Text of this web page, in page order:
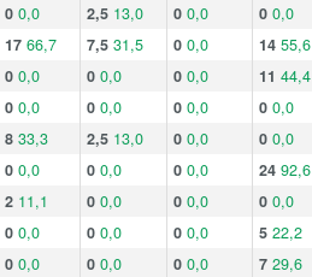
0 0,0 2,5 13,0 0 0,0 0 0,0
17 66,7 7,5 31,5 0 0,0 14 55,6
0 0,0 0 0,0 0 0,0 11 44,4
0 0,0 0 0,0 0 0,0 0 0,0
8 33,3 2,5 13,0 0 0,0 0 0,0
0 0,0 0 0,0 0 0,0 24 92,6
2 11,1 0 0,0 0 0,0 0 0,0
0 0,0 0 0,0 0 0,0 5 22,2
0 0,0 0 0,0 0 0,0 7 29,6